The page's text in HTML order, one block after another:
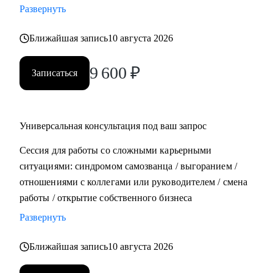
• Составить план роста до позиции руководителя
Кому могу помочь:
• Всем, кто хочет строить карьеру за рубежом
• Руководителям и тем, кто хочет дорасти до
управленческих позиций
уровня
Развернуть
Ближайшая запись10 августа 2026
Записаться 9 600 ₽
Универсальная консультация под ваш запрос
Сессия для работы со сложными карьерными
ситуациями: синдромом самозванца / выгоранием /
отношениями с коллегами или руководителем / смена
работы / открытие собственного бизнеса
Развернуть
Ближайшая запись10 августа 2026